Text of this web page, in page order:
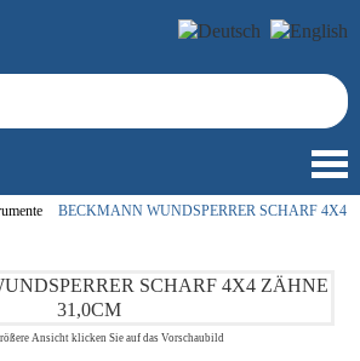
BECKMANN WUNDSPERRER SCHARF 4X4
Ansicht klicken Sie auf das Vorschaubild